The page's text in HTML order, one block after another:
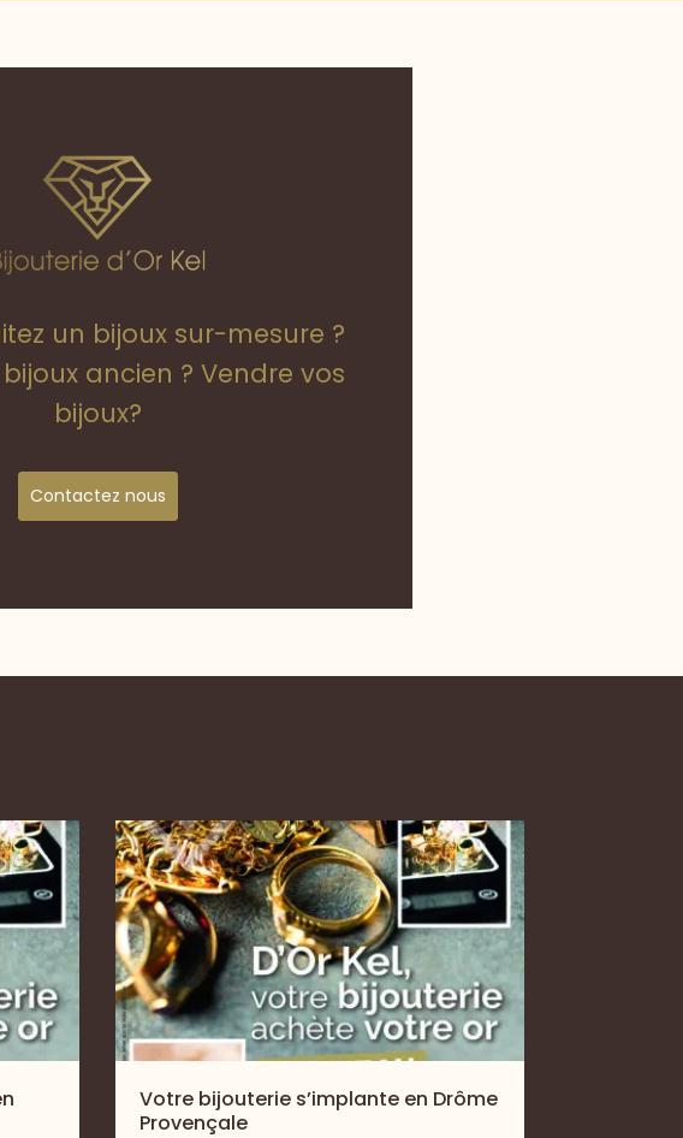
un bijoux sur-mesure ?
ancien ? Vendre vos
bijoux?
Contactez nous
Votre bijouterie s’implante en Drôme
Provençale